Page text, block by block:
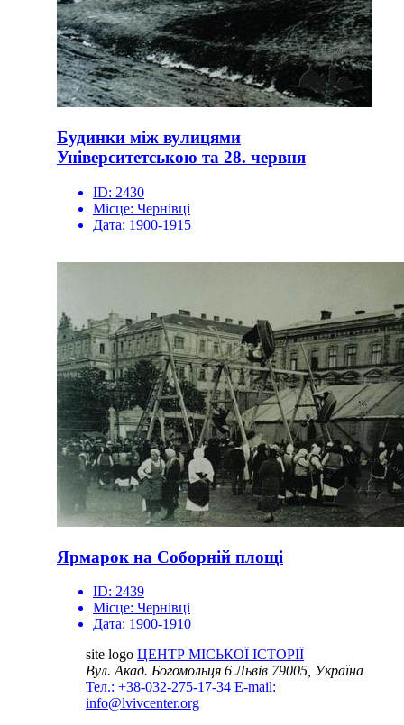
Будинки між вулицями
Університетською та 28. червня
ID: 2430
Місце: Чернівці
Дата: 1900-1915
Ярмарок на Соборній площі
ID: 2439
Місце: Чернівці
Дата: 1900-1910
site logo ЦЕНТР МІСЬКОЇ ІСТОРІЇ
Вул. Акад. Богомольця 6Львів 79005, Україна
Тел.: +38-032-275-17-34 E-mail:
info@lvivcenter.org